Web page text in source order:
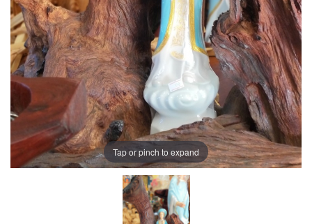
Tap or pinch to expand